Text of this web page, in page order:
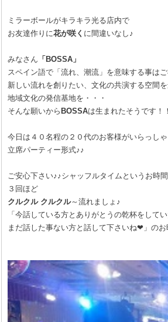
ミラーボールがキラキラ光る店内で
お友達作りに花が咲く に間違いなし♪
みなさん 「BOSSA」
スペイン語で「流れ、潮流」を意味する事は
新しい流れを創りたい、文化の共演する空間を
地域文化の発信基地を・・・
そんな願いから BOSSAは生まれたそうです！！
今日は４０名程の２０代のお客様がいらっし
立席パーティー形式♪♪
ご安心下さい♪♪シャッフルタイムというお時
３回ほど
クルクル クルクル～流れましょ♪
「今話している方とありがとうの乾杯をして
まだ話した事ない方と話して下さいね❤」のお